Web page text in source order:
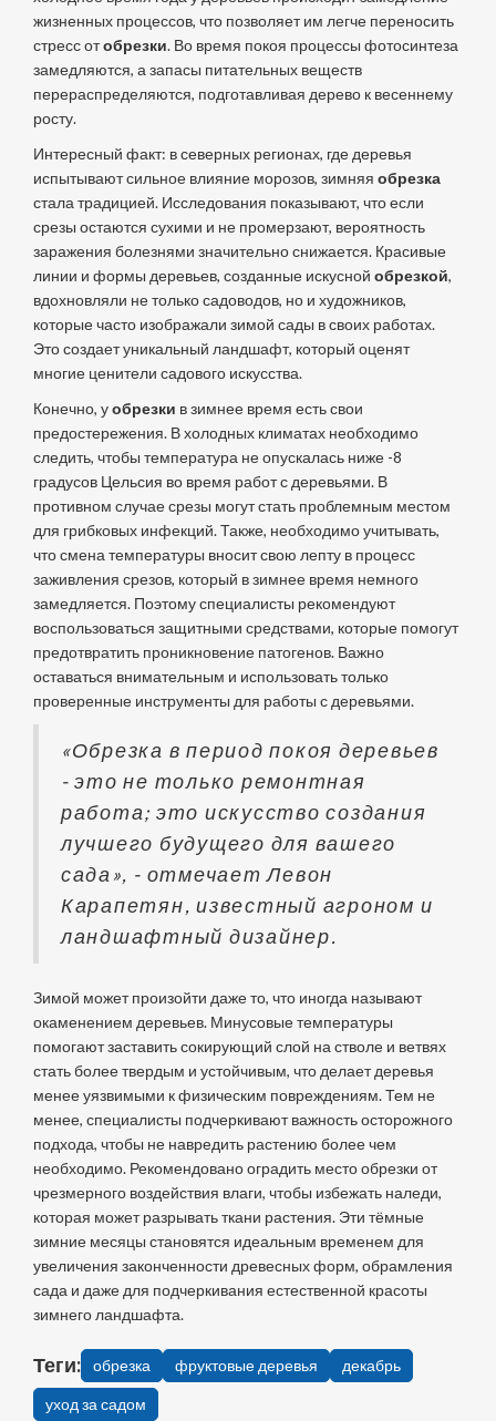
жизненных процессов, что позволяет им легче переносить
стресс отобрезки. Во время покоя процессы фотосинтеза
замедляются, а запасы питательных веществ
перераспределяются, подготавливая дерево к весеннему
росту.
Интересный факт: в северных регионах, где деревья
испытывают сильное влияние морозов, зимняя обрезка
стала традицией. Исследования показывают, что если
срезы остаются сухими и не промерзают, вероятность
заражения болезнями значительно снижается. Красивые
линии и формы деревьев, созданные искусной обрезкой,
вдохновляли не только садоводов, но и художников,
которые часто изображали зимой сады в своих работах.
Это создает уникальный ландшафт, который оценят
многие ценители садового искусства.
Конечно, уобрезки в зимнее время есть свои
предостережения. В холодных климатах необходимо
следить, чтобы температура не опускалась ниже -8
градусов Цельсия во время работ с деревьями. В
противном случае срезы могут стать проблемным местом
для грибковых инфекций. Также, необходимо учитывать,
что смена температуры вносит свою лепту в процесс
заживления срезов, который в зимнее время немного
замедляется. Поэтому специалисты рекомендуют
воспользоваться защитными средствами, которые помогут
предотвратить проникновение патогенов. Важно
оставаться внимательным и использовать только
проверенные инструменты для работы с деревьями.
«Обрезка в период покоя деревьев
- это не только ремонтная
работа; это искусство создания
лучшего будущего для вашего
сада», - отмечает Левон
Карапетян, известный агроном и
ландшафтный дизайнер.
Зимой может произойти даже то, что иногда называют
окаменением деревьев. Минусовые температуры
помогают заставить сокирующий слой на стволе и ветвях
стать более твердым и устойчивым, что делает деревья
менее уязвимыми к физическим повреждениям. Тем не
менее, специалисты подчеркивают важность осторожного
подхода, чтобы не навредить растению более чем
необходимо. Рекомендовано оградить место обрезки от
чрезмерного воздействия влаги, чтобы избежать наледи,
которая может разрывать ткани растения. Эти тёмные
зимние месяцы становятся идеальным временем для
увеличения законченности древесных форм, обрамления
сада и даже для подчеркивания естественной красоты
зимнего ландшафта.
Теги: обрезка фруктовые деревья декабрь
уход за садом